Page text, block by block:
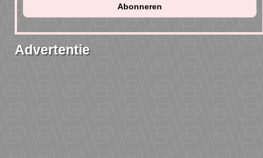
Advertentie